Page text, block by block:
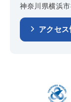
神奈川県横浜
アクセ